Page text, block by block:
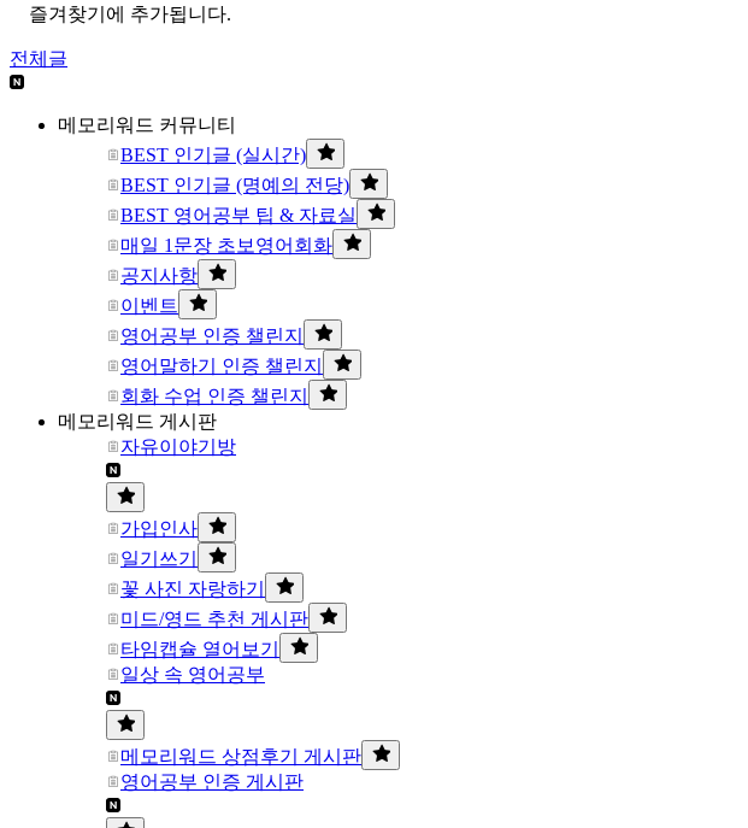
즐겨찾기에 추가됩니다.
전체글
메모리워드 커뮤니티
BEST 인기글 (실시간)
BEST 인기글 (명예의 전당)
BEST 영어공부 팁 & 자료실
매일 1문장 초보영어회화
공지사항
이벤트
영어공부 인증 챌린지
영어말하기 인증 챌린지
회화 수업 인증 챌린지
메모리워드 게시판
자유이야기방
가입인사
일기쓰기
꽃 사진 자랑하기
미드/영드 추천 게시판
타임캡슐 열어보기
일상 속 영어공부
메모리워드 상점후기 게시판
영어공부 인증 게시판